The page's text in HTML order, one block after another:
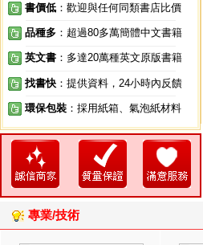
書價低 ：歡迎與任何同類書店比價
品種多 ：超過80多萬簡體中文書籍
英文書 ：多達20萬種英文原版書籍
找書快 ：提供資料，24小時內反饋
環保包裝 ：採用紙箱、氣泡紙材料
專業/技術